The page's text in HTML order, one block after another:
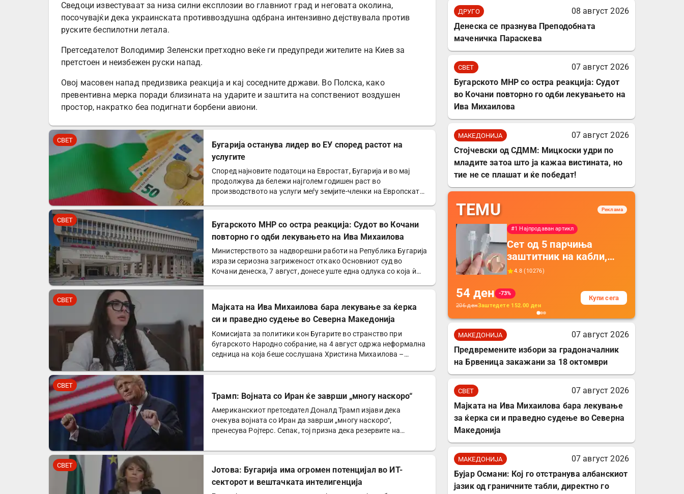
Сведоци известуваат за низа силни експлозии во главниот град и неговата околина,
посочувајќи дека украинската противвоздушна одбрана интензивно дејствувала против
руските беспилотни летала.
Претседателот Володимир Зеленски претходно веќе ги предупреди жителите на Киев за
претстоен и неизбежен руски напад.
Овој масовен напад предизвика реакција и кај соседните држави. Во Полска, како
превентивна мерка поради близината на ударите и заштита на сопствениот воздушен
простор, накратко беа подигнати борбени авиони.
СВЕТ
Бугарија останува лидер во ЕУ според растот на
услугите
Според најновите податоци на Евростат, Бугарија и во мај
продолжува да бележи најголем годишен раст во
производството на услуги меѓу земјите-членки на Европската
СВЕТ
Бугарското МНР со остра реакција: Судот во Кочани
повторно го одби лекувањето на Ива Михаилова
Министерството за надворешни работи на Република Бугарија
изрази сериозна загриженост откако Основниот суд во
Кочани денеска, 7 август, донесе уште една одлука со која ѝ…
СВЕТ
Мајката на Ива Михаилова бара лекување за ќерка
си и праведно судење во Северна Македонија
Комисијата за политики кон Бугарите во странство при
бугарското Народно собрание, на 4 август одржа неформална
седница на која беше сослушана Христина Михаилова –
СВЕТ
Трамп: Војната со Иран ќе заврши „многу наскоро“
Американскиот претседател Доналд Трамп изјави дека
очекува војната со Иран да заврши „многу наскоро“,
пренесува Ројтерс. Сепак, тој призна дека резервите на
СВЕТ
Јотова: Бугарија има огромен потенцијал во ИТ-
секторот и вештачката интелигенција
ДРУГО
08 август 2026
Денеска се празнува Преподобната
маченичка Параскева
СВЕТ
07 август 2026
Бугарското МНР со остра реакција: Судот
во Кочани повторно го одби лекувањето на
Ива Михаилова
МАКЕДОНИЈА
07 август 2026
Стојчевски од СДММ: Мицкоски удри по
младите затоа што ја кажаа вистината, но
тие не се плашат и ќе победат!
TEMU Реклама
#1 Најпродаван артикл
Сет од 5 парчиња
заштитник на кабли,
прекривка за заштита
додатоци за заштита на
кабли, без батерија, за
мобилни телефони,
комплет за заштита на
4.8 (10276)
54 ден
-73%
206денЗаштедете 152.00 ден
Купи сега
МАКЕДОНИЈА
07 август 2026
Предвремените избори за градоначалник
на Брвеница закажани за 18 октомври
СВЕТ
07 август 2026
Мајката на Ива Михаилова бара лекување
за ќерка си и праведно судење во Северна
Македонија
МАКЕДОНИЈА
07 август 2026
Бујар Османи: Кој го отстранува албанскиот
јазик од граничните табли, директно го